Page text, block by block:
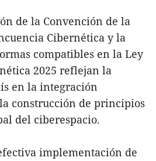
de la Convención de la
Cibernética y la
compatibles en la Ley
2025 reflejan la
en la integración
construcción de principios
del ciberespacio.
implementación de